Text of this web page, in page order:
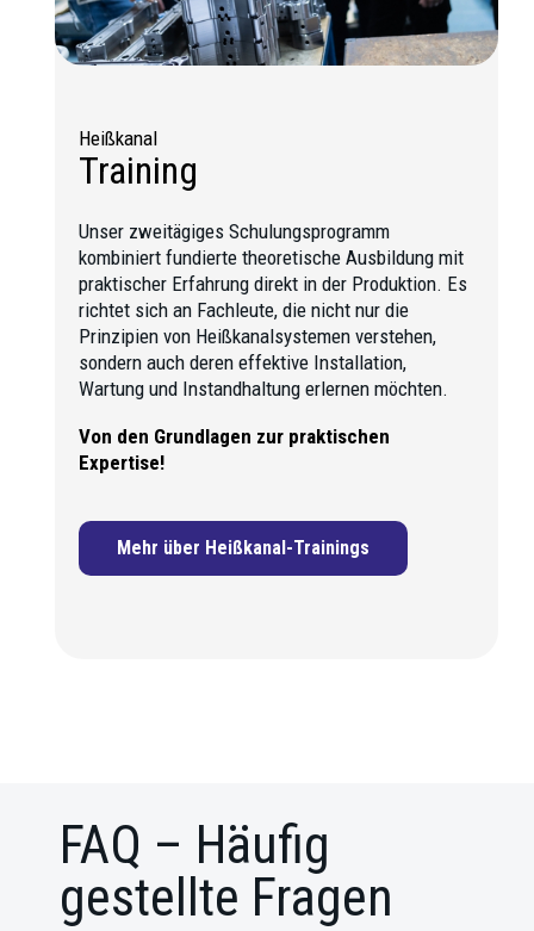
Heißkanal
Training
Unser zweitägiges Schulungsprogramm
kombiniert fundierte theoretische Ausbildung mit
praktischer Erfahrung direkt in der Produktion. Es
richtet sich an Fachleute, die nicht nur die
Prinzipien von Heißkanalsystemen verstehen,
sondern auch deren effektive Installation,
Wartung und Instandhaltung erlernen möchten.
Von den Grundlagen zur praktischen
Expertise!
Mehr über Heißkanal-Trainings
FAQ – Häufig
gestellte Fragen